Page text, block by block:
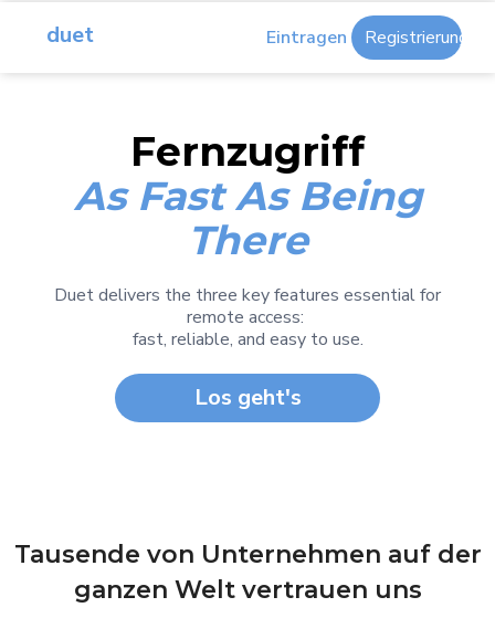
duet Eintragen Registrierung
Fernzugriff
As Fast As Being
There
Duet delivers the three key features essential for
remote access:
fast, reliable, and easy to use.
Los geht's
Tausende von Unternehmen auf der
ganzen Welt vertrauen uns